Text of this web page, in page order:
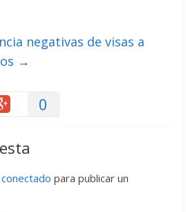
negativas de visas a
→
0
conectado para publicar un